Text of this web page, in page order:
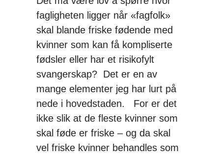
fagligheten ligger når «fagfolk»
skal blande friske fødende med
kvinner som kan få kompliserte
fødsler eller har et risikofylt
svangerskap? Det er en av
mange elementer jeg har lurt på
nede i hovedstaden. For er det
ikke slik at de fleste kvinner som
skal føde er friske – og da skal
vel friske kvinner behandles som